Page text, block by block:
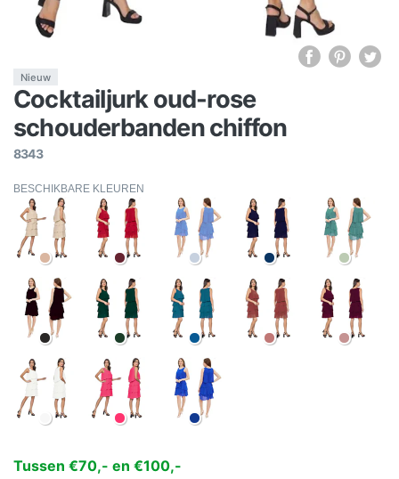
Nieuw
Cocktailjurk oud-rose
schouderbanden chiffon
8343
BESCHIKBARE KLEUREN
Tussen €70,- en €100,-